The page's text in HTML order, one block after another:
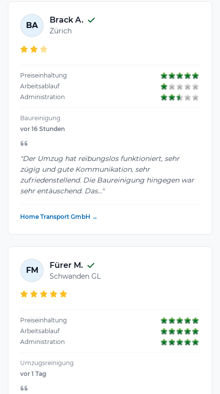
BA
Brack A.
Zürich
Preiseinhaltung
Arbeitsablauf
Administration
Baureinigung
vor 16 Stunden
"Der Umzug hat reibungslos funktioniert, sehr
zügig und gute Kommunikation, sehr
zufriedenstellend. Die Baureinigung hingegen war
sehr entäuschend. Das..."
Home Transport GmbH →
FM
Fürer M.
Schwanden GL
Preiseinhaltung
Arbeitsablauf
Administration
Umzugsreinigung
vor 1 Tag